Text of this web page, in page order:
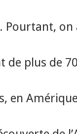
Pourtant,
de plus de
en